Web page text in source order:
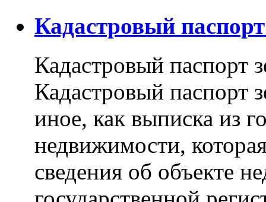
Кадастровый
Кадастровый паспорт
Кадастровый паспорт
иное, как выписка из
недвижимости,
сведения об объекте